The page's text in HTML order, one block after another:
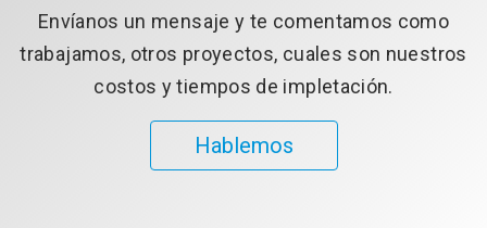
Envíanos un mensaje y te comentamos como
trabajamos, otros proyectos, cuales son nuestros
costos y tiempos de impletación.
Hablemos